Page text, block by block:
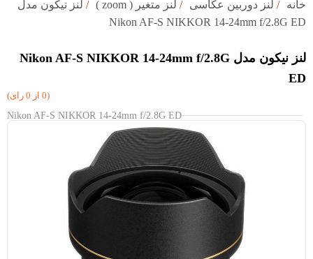
خانه / لنز دوربین عکاسی / لنز متغیر ( zoom ) / لنز نیکون مدل
Nikon AF-S NIKKOR 14-24mm f/2.8G ED
لنز نیکون مدل Nikon AF-S NIKKOR 14-24mm f/2.8G
ED
(0 از 0 رای)
Nikon AF-S NIKKOR 14-24mm f/2.8G ED